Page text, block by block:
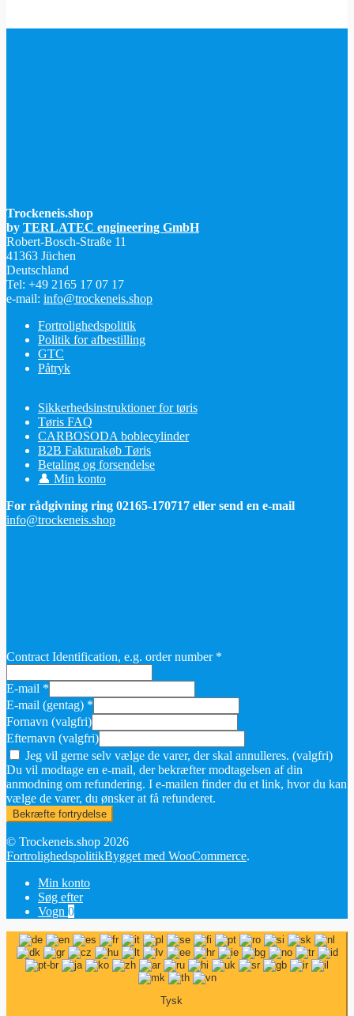
Trockeneis.shop
by TERLATEC engineering GmbH
Robert-Bosch-Straße 11
41363 Jüchen
Deutschland
Tel: +49 2165 17 07 17
e-mail: info@trockeneis.shop
Fortrolighedspolitik
Politik for afbestilling
GTC
Påtryk
Sikkerhedsinstruktioner for tøris
Tøris FAQ
CARBOSODA boblecylinder
B2B Fakturakøb Tøris
Betaling og forsendelse
👤 Min konto
For rådgivning ring 02165-170717 eller send en e-mail
info@trockeneis.shop
Contract Identification, e.g. order number *
E-mail *
E-mail (gentag) *
Fornavn (valgfri)
Efternavn (valgfri)
Jeg vil gerne selv vælge de varer, der skal annulleres. (valgfri)
Du vil modtage en e-mail, der bekræfter modtagelsen af din
anmodning om refundering. I e-mailen finder du et link, hvor du kan
vælge de varer, du ønsker at få refunderet.
Bekræfte fortrydelse
© Trockeneis.shop 2026
FortrolighedspolitikBygget med WooCommerce.
Min konto
Søg efter
Vogn 0
Tysk